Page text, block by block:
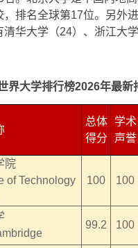
排名全球第17位。另外
华大学（24）、浙江大学
界大学排行榜2026年最新
总体
得分
学术
声誉
院
of Technology
100 100
99.2 100